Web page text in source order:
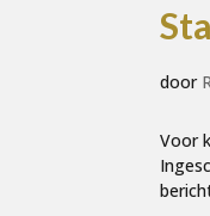
door
Voor